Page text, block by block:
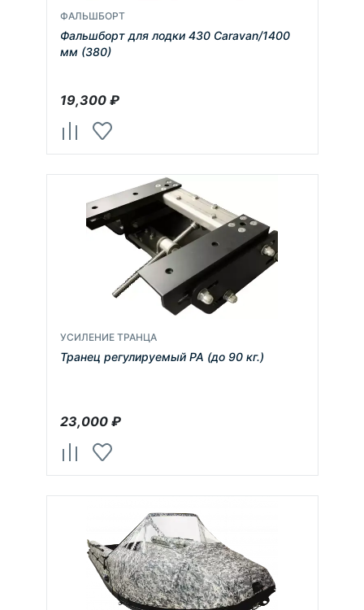
ФАЛЬШБОРТ
Фальшборт для лодки 430 Caravan/1400
мм (380)
19,300₽
УСИЛЕНИЕ ТРАНЦА
Транец регулируемый РА (до 90 кг.)
23,000₽